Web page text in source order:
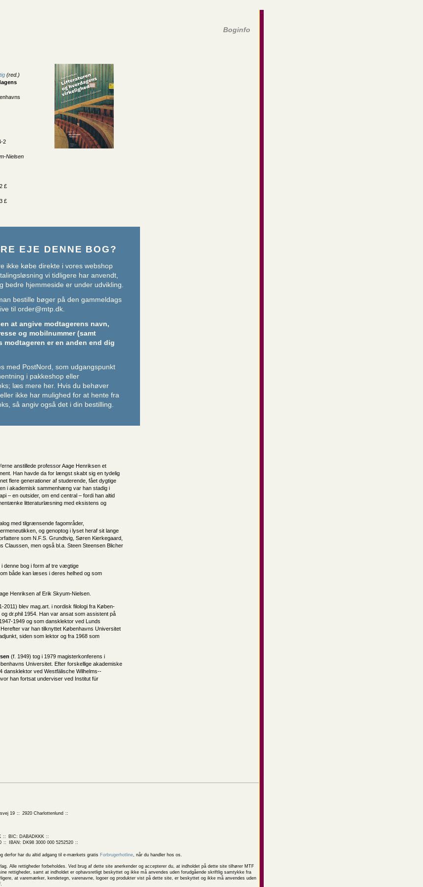
Boginfo
(red.)
2
Nielsen
£
£
EJE DENNE BOG?
ikke købe direkte i vores webshop
vi tidligere har anvendt,
bedre hjemmeside er under udvikling.
bestille bøger på den gammeldags
til order@mtp.dk.
at angive modtagerens navn,
og mobilnummer (samt
modtageren er en anden end dig
med PostNord, som udgangspunkt
i pakkeshop eller
læs mere her. Hvis du behøver
ikke har mulighed for at hente fra
så angiv også det i din bestilling.
anstillede professor Aage Henriksen et
Han havde da for længst skabt sig en tydelig
flere generationer af studerende, fået dygtige
i akademisk sammenhæng var han stadig i
– en outsider, om end central – fordi han altid
litteraturlæsning med eksistens og
med tilgrænsende fagområder,
og genoptog i lyset heraf sit lange
som N.F.S. Grundtvig, Søren Kierkegaard,
Claussen, men også bl.a. Steen Steensen Blicher
denne bog i form af tre vægtige
både kan læses i deres helhed og som
Henriksen af Erik Skyum-Nielsen.
2011) blev mag.art. i nordisk filologi fra Køben­
dr.phil 1954. Han var ansat som assistent på
1949 og som dansklektor ved Lunds
var han tilknyttet Københavns Universitet
siden som lektor og fra 1968 som
(f. 1949) tog i 1979 magisterkonferens i
Universitet. Efter forskellige akademiske
dansklektor ved Westfälische Wilhelms-­
han fortsat underviser ved Institut für
19
2920 Charlottenlund
BIC: DABADKKK
IBAN: DK98 3000 000 5252520
derfor har du altid adgang til e-mærkets gratis Forbrugerhotline, når du handler hos os.
Alle rettigheder forbeholdes. Ved brug af dette site anerkender og accepterer du, at indholdet på dette site tilhører MTF
rettigheder, samt at indholdet er ophavsretligt beskyttet og ikke må anvendes uden forudgående skriftlig samtykke fra
at varemærker, kendetegn, varenavne, logoer og produkter vist på dette site, er beskyttet og ikke må anvendes uden